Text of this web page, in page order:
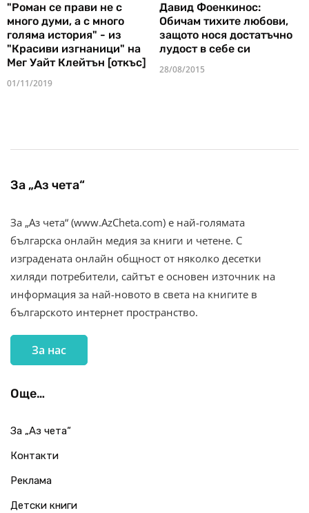
"Роман се прави не с
много думи, а с много
голяма история" - из
"Красиви изгнаници" на
Мег Уайт Клейтън [откъс]
01/11/2019
Давид Фоенкинос:
Обичам тихите любови,
защото нося достатъчно
лудост в себе си
28/08/2015
За „Аз чета“
За „Аз чета“ (www.AzCheta.com) е най-голямата
българска онлайн медия за книги и четене. С
изградената онлайн общност от няколко десетки
хиляди потребители, сайтът е основен източник на
информация за най-новото в света на книгите в
българското интернет пространство.
За нас
Още…
За „Аз чета“
Контакти
Реклама
Детски книги